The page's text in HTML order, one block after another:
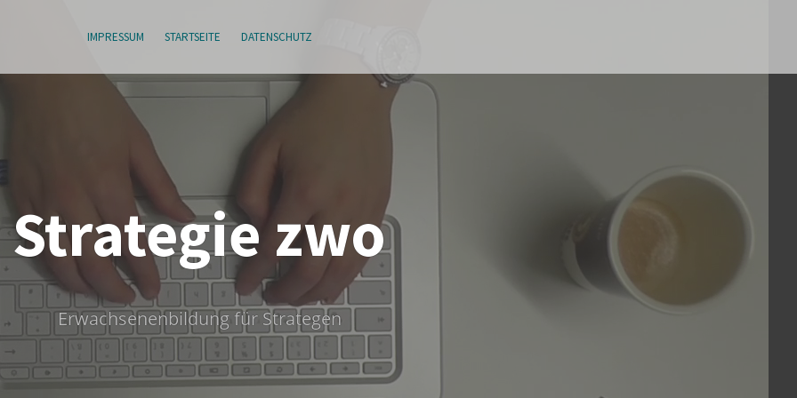
IMPRESSUM STARTSEITE DATENSCHUTZ
Strategie zwo
Erwachsenenbildung für Strategen